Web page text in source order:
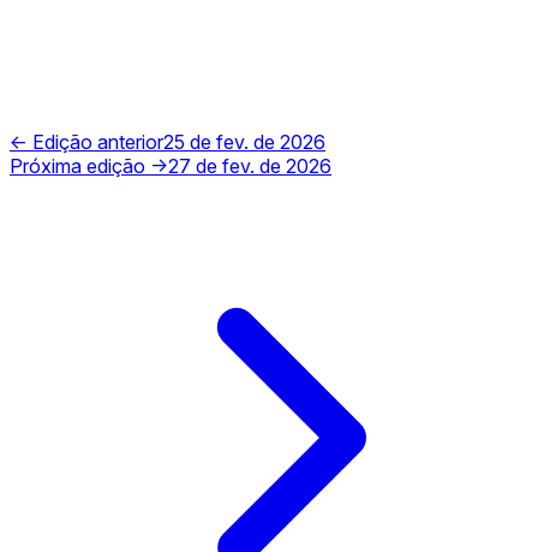
← Edição anterior25 de fev. de 2026
Próxima edição →27 de fev. de 2026